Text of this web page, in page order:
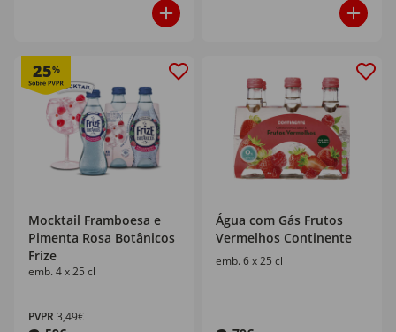
25%
Mocktail Framboesa e
Pimenta Rosa Botânicos
Frize
emb. 4 x 25 cl
PVPR3,49€
Água com Gás Frutos
Vermelhos Continente
emb. 6 x 25 cl